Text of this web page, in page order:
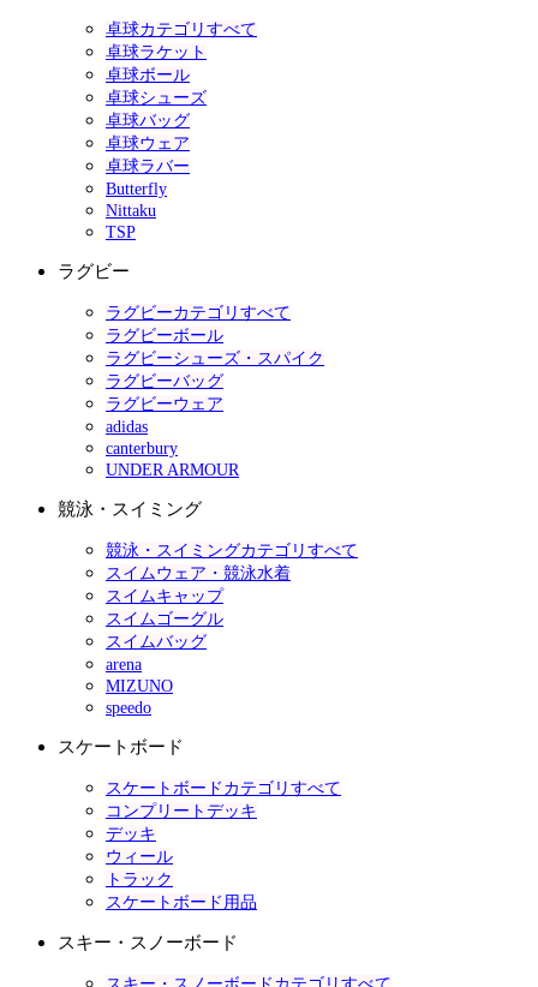
卓球カテゴリすべて
卓球ラケット
卓球ボール
卓球シューズ
卓球バッグ
卓球ウェア
卓球ラバー
Butterfly
Nittaku
TSP
ラグビー
ラグビーカテゴリすべて
ラグビーボール
ラグビーシューズ・スパイク
ラグビーバッグ
ラグビーウェア
adidas
canterbury
UNDER ARMOUR
競泳・スイミング
競泳・スイミングカテゴリすべて
スイムウェア・競泳水着
スイムキャップ
スイムゴーグル
スイムバッグ
arena
MIZUNO
speedo
スケートボード
スケートボードカテゴリすべて
コンプリートデッキ
デッキ
ウィール
トラック
スケートボード用品
スキー・スノーボード